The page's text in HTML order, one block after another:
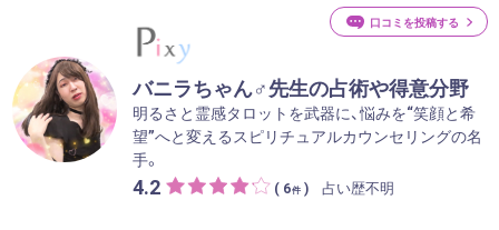
バニラちゃん♂先生の占術や得意分野
明るさと霊感タロットを武器に、悩みを“笑顔と希
望”へと変えるスピリチュアルカウンセリングの名
手。
4.2 ( 6件 ) 占い歴不明
口コミを投稿する